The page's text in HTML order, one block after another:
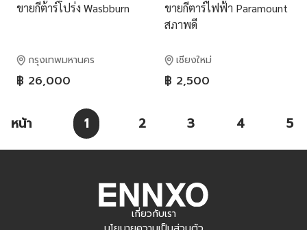
ขายกีต้าร์โปร่ง Wasbburn
กรุงเทพมหานคร
฿ 26,000
ขายกีตาร์ไฟฟ้า Paramount
สภาพดี
เชียงใหม่
฿ 2,500
หน้า 1 2 3 4 5
เกี่ยวกับเรา